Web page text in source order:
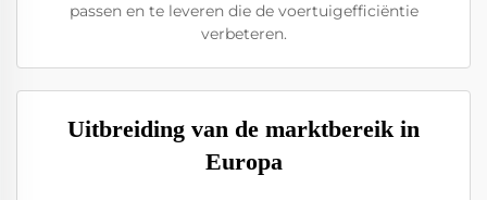
passen en te leveren die de voertuigefficiëntie
verbeteren.
Uitbreiding van de marktbereik in
Europa